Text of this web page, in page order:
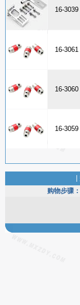
16-3039
16-3061
16-3060
16-3059
购物步骤